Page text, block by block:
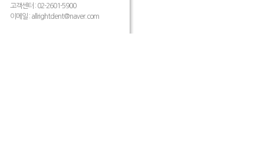
고객센터 : 02-2601-5900
이메일 : allrightdent@naver.com